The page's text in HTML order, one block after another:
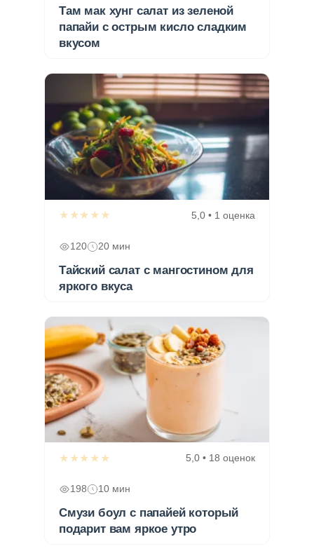
Там мак хунг салат из зеленой
папайи с острым кисло сладким
вкусом
★★★★★ 5,0 • 1 оценка
120 20 мин
Тайский салат с мангостином для
яркого вкуса
★★★★★ 5,0 • 18 оценок
198 10 мин
Смузи боул с папайей который
подарит вам яркое утро